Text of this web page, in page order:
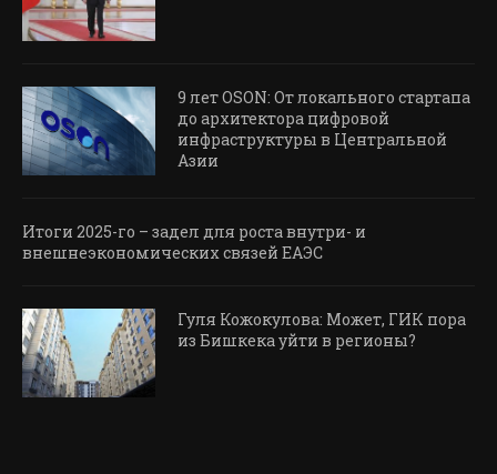
9 лет OSON: От локального стартапа
до архитектора цифровой
инфраструктуры в Центральной
Азии
Итоги 2025-го – задел для роста внутри- и
внешнеэкономических связей ЕАЭС
Гуля Кожокулова: Может, ГИК пора
из Бишкека уйти в регионы?